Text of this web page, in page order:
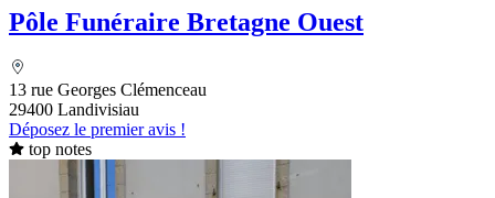
Pôle Funéraire Bretagne Ouest
13 rue Georges Clémenceau
29400 Landivisiau
Déposez le premier avis !
top notes